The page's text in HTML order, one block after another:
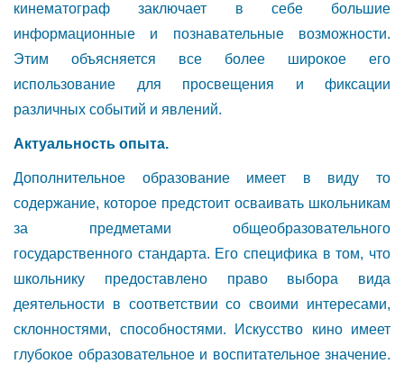
кинематограф заключает в себе большие
информационные и познавательные возможности.
Этим объясняется все более широкое его
использование для просвещения и фиксации
различных событий и явлений.
Актуальность опыта.
Дополнительное образование имеет в виду то
содержание, которое предстоит осваивать школьникам
за предметами общеобразовательного
государственного стандарта. Его специфика в том, что
школьнику предоставлено право выбора вида
деятельности в соответствии со своими интересами,
склонностями, способностями. Искусство кино имеет
глубокое образовательное и воспитательное значение.